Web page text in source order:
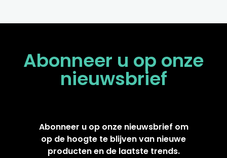
Abonneer u op onze
nieuwsbrief
Abonneer u op onze nieuwsbrief om
op de hoogte te blijven van nieuwe
producten en de laatste trends.